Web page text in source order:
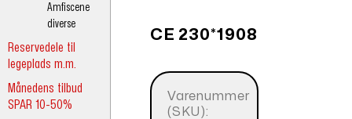
Amfiscene
diverse
Reservedele til
legeplads m.m.
Månedens tilbud
SPAR 10-50%
CE 230*1908
Varenummer
(SKU):